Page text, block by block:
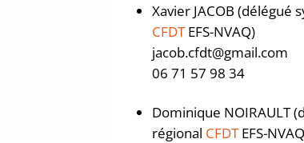
Xavier JACOB (délégué
CFDTEFS-NVAQ)
jacob.cfdt@gmail.com
06 71 57 98 34
Dominique NOIRAULT
régional CFDTEFS-